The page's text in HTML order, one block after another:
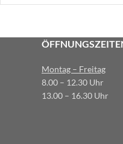
Montag – Freitag
8.00 – 12.30 Uhr
13.00 – 16.30 Uhr